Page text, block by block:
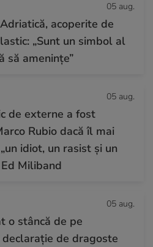
05 aug.
acoperite de
„Sunt un simbol al
să amenințe”
05 aug.
de externe a fost
Rubio dacă îl mai
idiot, un rasist și un
Miliband
05 aug.
o stâncă de pe
de dragoste